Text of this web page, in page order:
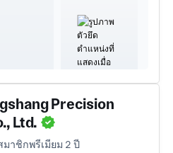
Precision
Ltd.
มาชิกพรีเมียม 2 ปี